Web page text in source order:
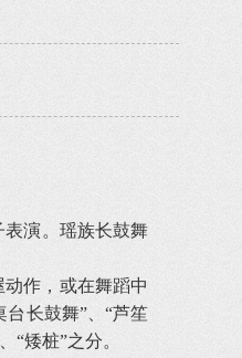
演。瑶族长鼓舞
作，或在舞蹈中
长鼓舞”、“芦笙
“矮桩”之分。